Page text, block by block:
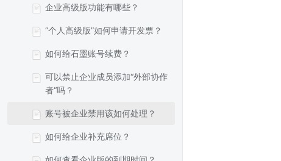
企业高级版功能有哪些？
“个人高级版”如何申请开发票？
如何给石墨账号续费？
可以禁止企业成员添加“外部协作
者“吗？
账号被企业禁用该如何处理？
如何给企业补充席位？